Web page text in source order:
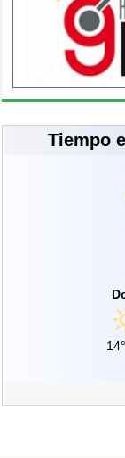
Tiempo
14°